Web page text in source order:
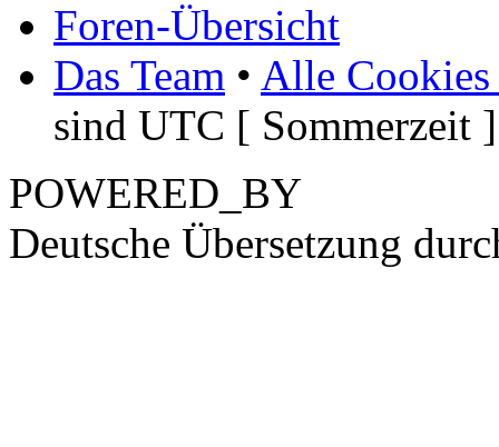
Foren-Übersicht
Das Team • Alle Cookies
sind UTC [ Sommerzeit ]
POWERED_BY
Deutsche Übersetzung